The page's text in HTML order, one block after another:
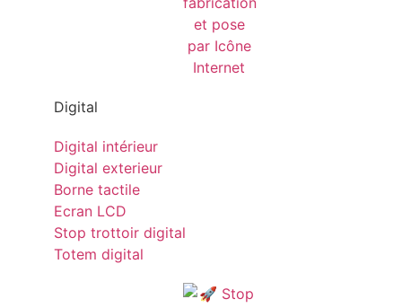
Digital
Digital intérieur
Digital exterieur
Borne tactile
Ecran LCD
Stop trottoir digital
Totem digital